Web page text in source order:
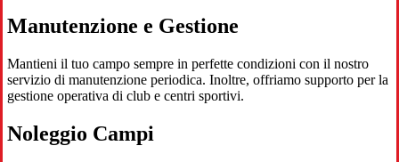
Manutenzione e Gestione
Mantieni il tuo campo sempre in perfette condizioni con il nostro
servizio di manutenzione periodica. Inoltre, offriamo supporto per la
gestione operativa di club e centri sportivi.
Noleggio Campi